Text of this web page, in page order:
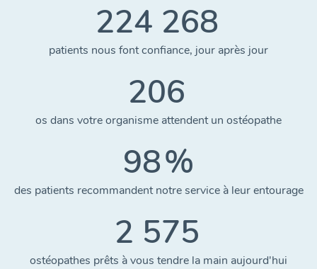
224 268
patients nous font confiance, jour après jour
206
os dans votre organisme attendent un ostéopathe
98%
des patients recommandent notre service à leur entourage
2 575
ostéopathes prêts à vous tendre la main aujourd'hui